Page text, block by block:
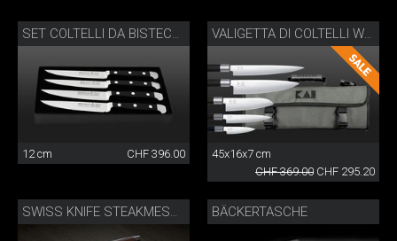
SET COLTELLI DA BISTECCA PORTERHOUSE
12 cm CHF 396.00
VALIGETTA DI COLTELLI WASABI
45x16x7 cm
CHF 369.00 CHF 295.20
BÄCKERTASCHE